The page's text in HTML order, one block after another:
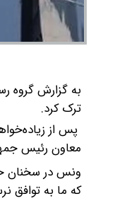
به گزارش گروه
ترک کرد.
پس از
معاون رئیس
ونس در سخنان
که ما به توافق